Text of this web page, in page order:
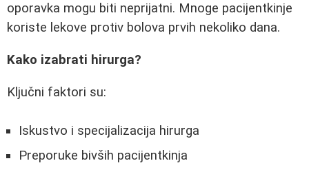
oporavka mogu biti neprijatni. Mnoge pacijentkinje
koriste lekove protiv bolova prvih nekoliko dana.
Kako izabrati hirurga?
Ključni faktori su:
Iskustvo i specijalizacija hirurga
Preporuke bivših pacijentkinja